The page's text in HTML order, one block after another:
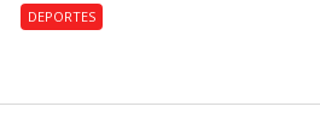
DEPORTES